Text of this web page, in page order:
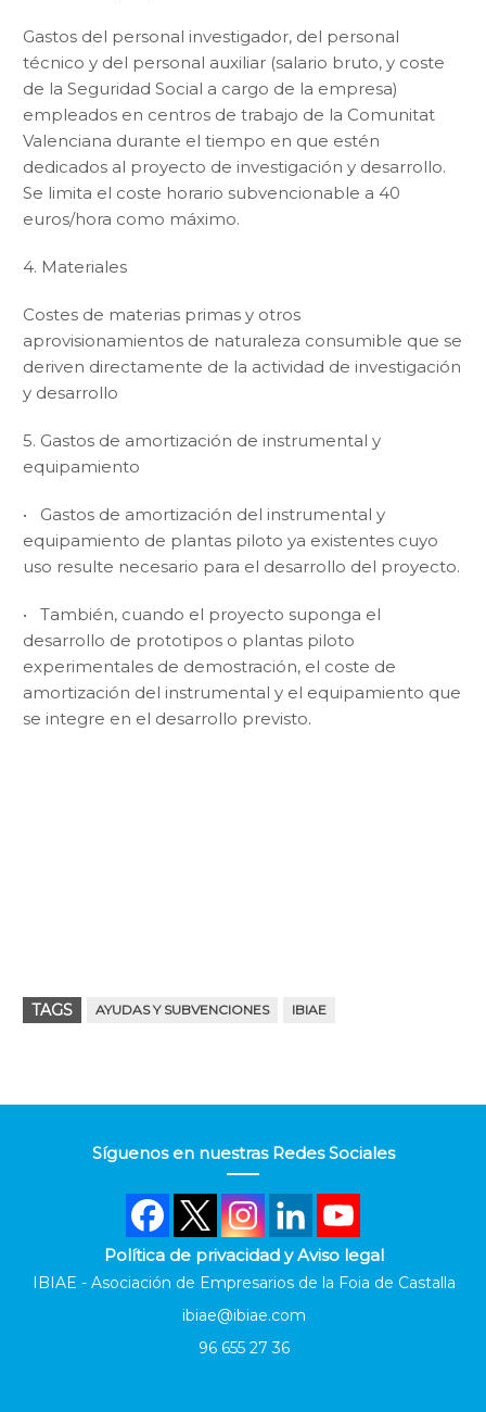
Gastos del personal investigador, del personal
técnico y del personal auxiliar (salario bruto, y coste
de la Seguridad Social a cargo de la empresa)
empleados en centros de trabajo de la Comunitat
Valenciana durante el tiempo en que estén
dedicados al proyecto de investigación y desarrollo.
Se limita el coste horario subvencionable a 40
euros/hora como máximo.
4. Materiales
Costes de materias primas y otros
aprovisionamientos de naturaleza consumible que se
deriven directamente de la actividad de investigación
y desarrollo
5. Gastos de amortización de instrumental y
equipamiento
• Gastos de amortización del instrumental y
equipamiento de plantas piloto ya existentes cuyo
uso resulte necesario para el desarrollo del proyecto.
• También, cuando el proyecto suponga el
desarrollo de prototipos o plantas piloto
experimentales de demostración, el coste de
amortización del instrumental y el equipamiento que
se integre en el desarrollo previsto.
TAGS AYUDAS Y SUBVENCIONES IBIAE
Síguenos en nuestras Redes Sociales
Política de privacidad y Aviso legal
IBIAE - Asociación de Empresarios de la Foia de Castalla
ibiae@ibiae.com
96 655 27 36